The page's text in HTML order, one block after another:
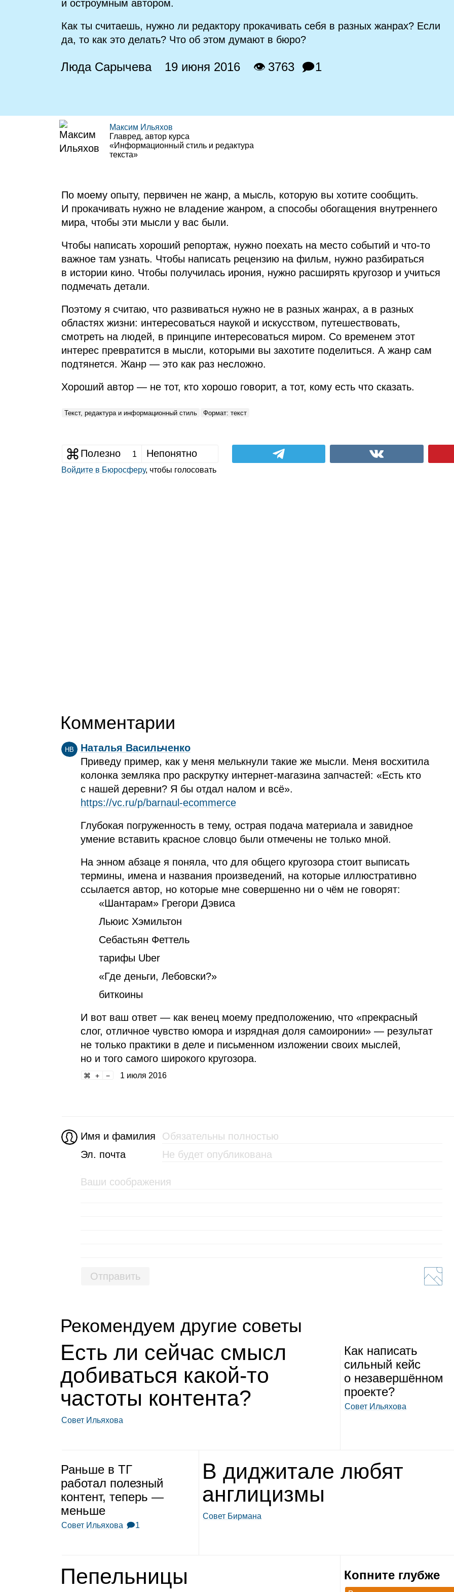
и остроумным автором.
Как ты считаешь, нужно ли редактору прокачивать себя в разных жанрах? Если
да, то как это делать? Что об этом думают в бюро?
Люда Сарычева 19 июня 2016 👁 3763 🗩1
Максим Ильяхов
Главред, автор курса
«Информационный стиль и редактура
текста»
По моему опыту, первичен не жанр, а мысль, которую вы хотите сообщить.
И прокачивать нужно не владение жанром, а способы обогащения внутреннего
мира, чтобы эти мысли у вас были.
Чтобы написать хороший репортаж, нужно поехать на место событий и что‑то
важное там узнать. Чтобы написать рецензию на фильм, нужно разбираться
в истории кино. Чтобы получилась ирония, нужно расширять кругозор и учиться
подмечать детали.
Поэтому я считаю, что развиваться нужно не в разных жанрах, а в разных
областях жизни: интересоваться наукой и искусством, путешествовать,
смотреть на людей, в принципе интересоваться миром. Со временем этот
интерес превратится в мысли, которыми вы захотите поделиться. А жанр сам
подтянется. Жанр — это как раз несложно.
Хороший автор — не тот, кто хорошо говорит, а тот, кому есть что сказать.
Текст, редактура и информационный стиль Формат: текст
Полезно 1 Непонятно
Войдите в Бюросферу, чтобы голосовать
Комментарии
НВ
Наталья Васильченко
Приведу пример, как у меня мелькнули такие же мысли. Меня восхитила
колонка земляка про раскрутку интернет‑магазина запчастей: «Есть кто
с нашей деревни? Я бы отдал налом и всё».
https://vc.ru/p/barnaul-ecommerce
Глубокая погруженность в тему, острая подача материала и завидное
умение вставить красное словцо были отмечены не только мной.
На энном абзаце я поняла, что для общего кругозора стоит выписать
термины, имена и названия произведений, на которые иллюстративно
ссылается автор, но которые мне совершенно ни о чём не говорят:
«Шантарам» Грегори Дэвиса
Льюис Хэмильтон
Себастьян Феттель
тарифы Uber
«Где деньги, Лебовски?»
биткоины
И вот ваш ответ — как венец моему предположению, что «прекрасный
слог, отличное чувство юмора и изрядная доля самоиронии» — результат
не только практики в деле и письменном изложении своих мыслей,
но и того самого широкого кругозора.
1 июля 2016
Имя и фамилия
Эл. почта
Отправить
Рекомендуем другие советы
Есть ли сей­час смысл
доби­ваться какой‑то
частоты кон­тента?
Совет Ильяхова
Как напи­сать
силь­ный кейс
о неза­вер­шён­ном
про­екте?
Совет Ильяхова
Раньше в ТГ
рабо­тал полез­ный
кон­тент, теперь —
меньше
Совет Ильяхова 🗩1
В диджи­тале любят
англи­цизмы
Совет Бирмана
Пепель­ницы
Копните глубже